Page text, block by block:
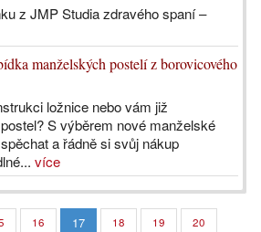
z JMP Studia zdravého spaní –
manželských postelí z borovicového
ložnice nebo vám již
S výběrem nové manželské
a řádně si svůj nákup
více
16 17 18 19
20